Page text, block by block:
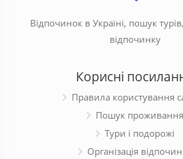
Відпочинок в Україні, пошук
відпочинку
Корисні
Правила користування
Пошук проживання
Тури і подорожі
Організація